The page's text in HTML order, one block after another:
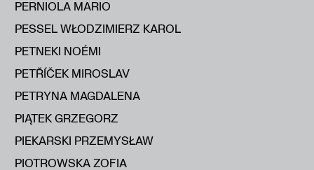
PERNIOLA MARIO
PESSEL WŁODZIMIERZ KAROL
PETNEKI NOÉMI
PETŘÍČEK MIROSLAV
PETRYNA MAGDALENA
PIĄTEK GRZEGORZ
PIEKARSKI PRZEMYSŁAW
PIOTROWSKA ZOFIA